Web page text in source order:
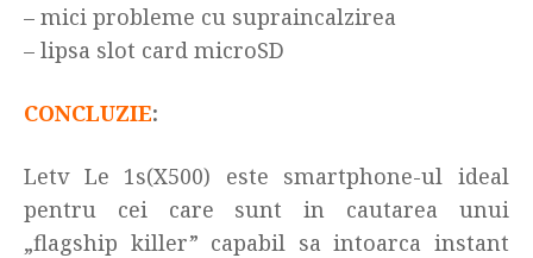
– mici probleme cu supraincalzirea
– lipsa slot card microSD
CONCLUZIE:
Letv Le 1s(X500) este smartphone-ul ideal
pentru cei care sunt in cautarea unui
„flagship killer” capabil sa intoarca instant